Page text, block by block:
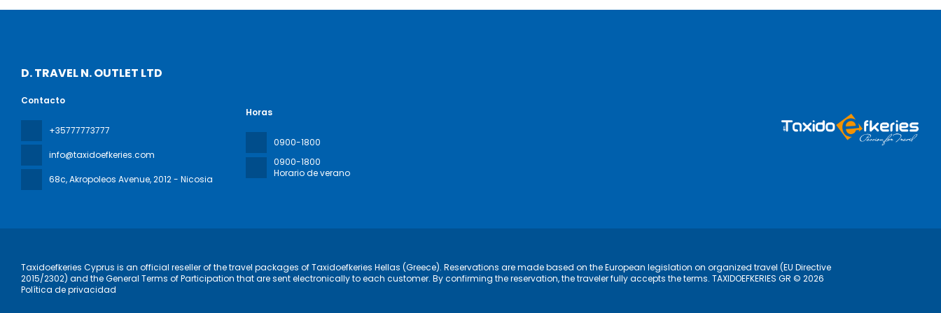
D. TRAVEL N. OUTLET LTD
Contacto
+35777773777
info@taxidoefkeries.com
68c, Akropoleos Avenue, 2012 - Nicosia
Horas
0900-1800
0900-1800
Horario de verano
Taxidoefkeries Cyprus is an official reseller of the travel packages of Taxidoefkeries Hellas (Greece). Reservations are made based on the European legislation on organized travel (EU Directive
2015/2302) and the General Terms of Participation that are sent electronically to each customer. By confirming the reservation, the traveler fully accepts the terms. TAXIDOEFKERIES GR © 2026
Política de privacidad